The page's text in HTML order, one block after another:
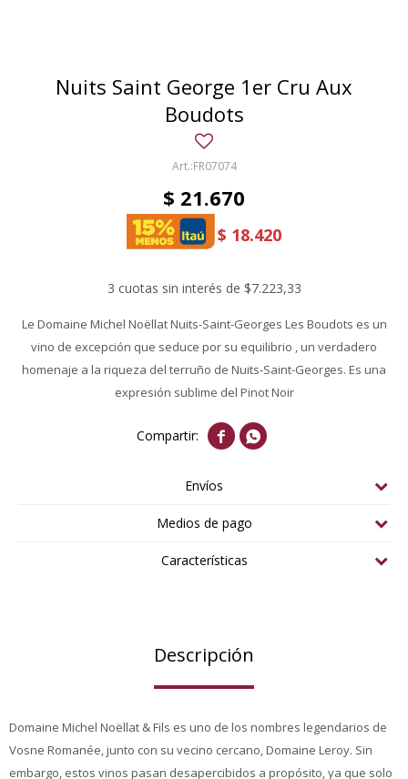
Nuits Saint George 1er Cru Aux
Boudots
FR07074
$ 21.670
$ 18.420
3 cuotas sin interés de $7.223,33
Le Domaine Michel Noëllat Nuits-Saint-Georges Les Boudots es un
vino de excepción que seduce por su equilibrio , un verdadero
homenaje a la riqueza del terruño de Nuits-Saint-Georges. Es una
expresión sublime del Pinot Noir
 
Envíos
Medios de pago
Características
Descripción
Domaine Michel Noëllat & Fils es uno de los nombres legendarios de
Vosne Romanée, junto con su vecino cercano, Domaine Leroy. Sin
embargo, estos vinos pasan desapercibidos a propósito, ya que solo